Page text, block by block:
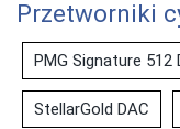
Przetworniki
PMG Signature 512
StellarGold DAC